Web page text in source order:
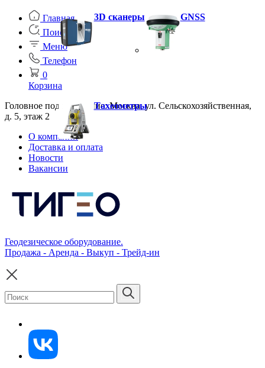
Главная
Поиск
Меню
Телефон
0
Корзина
Головное подразделение: Москва, ул. Сельскохозяйственная,
д. 5, этаж 2
О компании
Доставка и оплата
Новости
Вакансии
Геодезическое оборудование.
Продажа - Аренда - Выкуп - Трейд-ин
3D сканеры GNSS
Тахеометры